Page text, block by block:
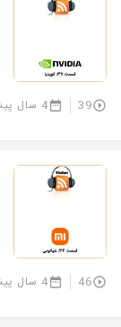
39 4 سال پیش
46 4 سال پیش